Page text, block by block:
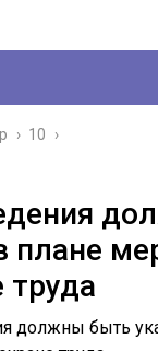
› 10 ›
плане
труда